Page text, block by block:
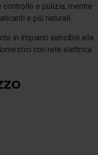
controllo e pulizia, mentre
e più naturali.
in impianti sensibili alla
con rete elettrica